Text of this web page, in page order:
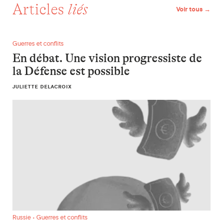
Articles liés Voir tous →
En débat. Une vision progressiste de la Défense est possible
Guerres et conflits
En débat. Une vision progressiste de
la Défense est possible
JULIETTE DELACROIX
En débat. Si l’on veut la paix, il faut arrêter de préparer la
Russie • Guerres et conflits